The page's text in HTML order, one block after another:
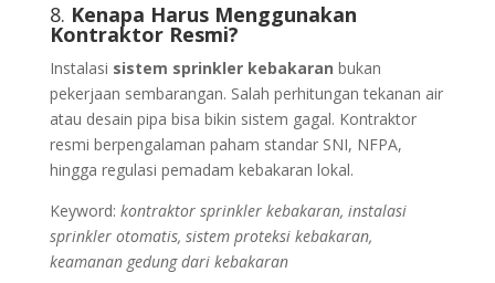
8. Kenapa Harus Menggunakan
Kontraktor Resmi?
Instalasi sistem sprinkler kebakaran bukan
pekerjaan sembarangan. Salah perhitungan tekanan air
atau desain pipa bisa bikin sistem gagal. Kontraktor
resmi berpengalaman paham standar SNI, NFPA,
hingga regulasi pemadam kebakaran lokal.
Keyword: kontraktor sprinkler kebakaran, instalasi
sprinkler otomatis, sistem proteksi kebakaran,
keamanan gedung dari kebakaran